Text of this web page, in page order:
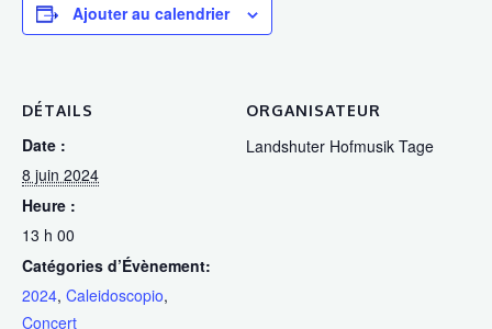
Ajouter au calendrier
DÉTAILS
Date :
8 juin 2024
Heure :
13 h 00
Catégories d’Évènement:
2024, Caleidoscopio,
Concert
ORGANISATEUR
Landshuter Hofmusik Tage